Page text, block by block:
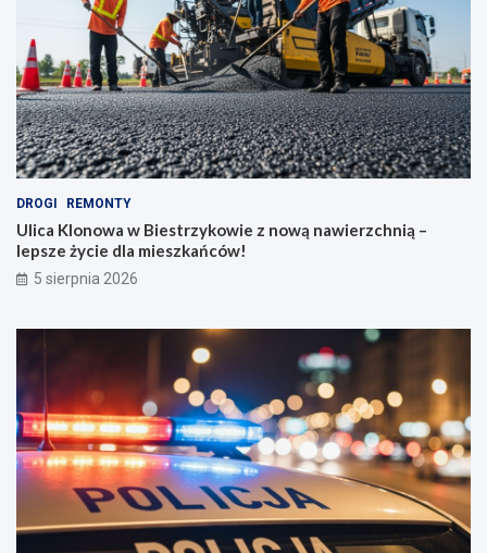
DROGI REMONTY
Ulica Klonowa w Biestrzykowie z nową nawierzchnią –
lepsze życie dla mieszkańców!
5 sierpnia 2026